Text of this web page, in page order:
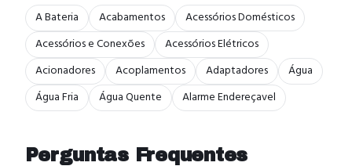
A Bateria Acabamentos
Acessórios Domésticos
Acessórios e Conexões
Acessórios Elétricos
Acionadores
Acoplamentos Adaptadores
Água
Água Fria
Água Quente Alarme Endereçavel
Perguntas Frequentes